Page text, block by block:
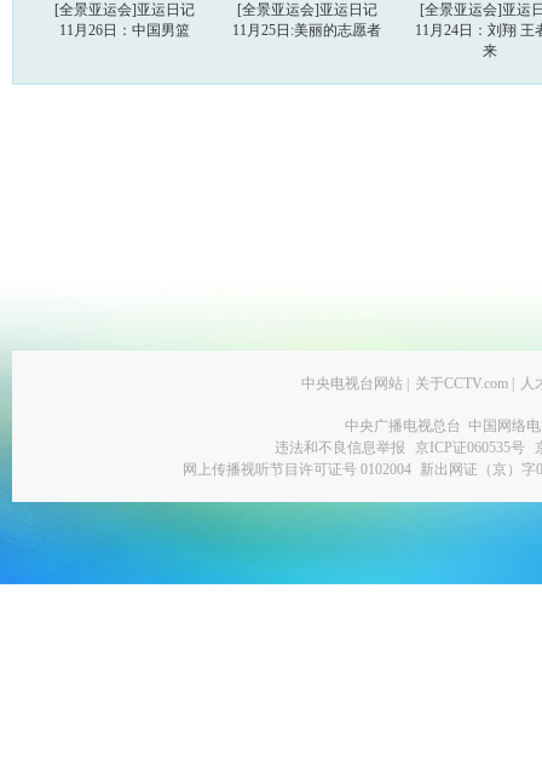
[全景亚运会]亚运日记
11月26日：中国男篮
[全景亚运会]亚运日记
11月25日:美丽的志愿者
[全景亚运会]亚运
11月24日：刘翔 王
来
中央电视台网站 关于CCTV.com 人
中央广播电视总台 中国网络
违法和不良信息举报
京ICP证060535号
网上传播视听节目许可证号 0102004 新出网证（京）